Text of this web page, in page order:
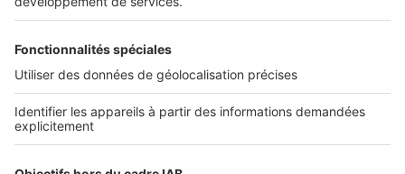
Accès client
Informations légales